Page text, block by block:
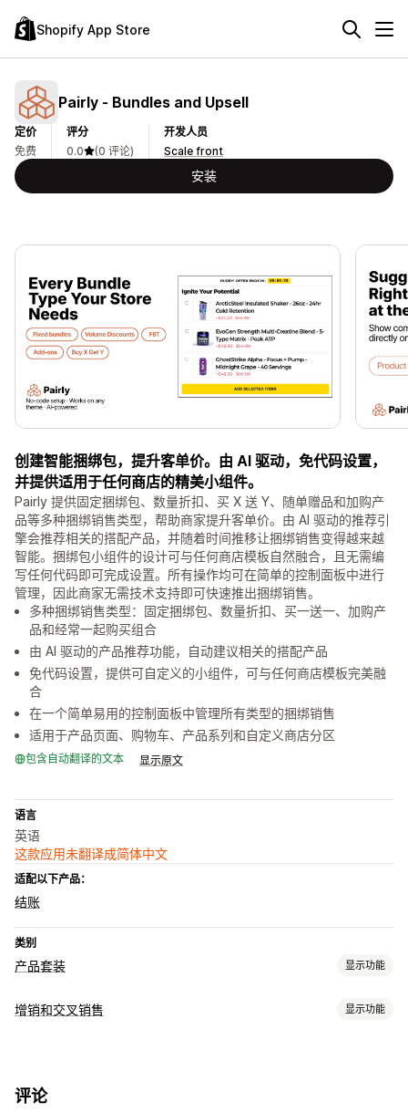
Shopify App Store
Pairly ‑ Bundles and Upsell
定价
免费
评分
0.0
(0 评论)
开发人员
Scale front
安装
创建智能捆绑包，提升客单价。由 AI 驱动，免代码设置，
并提供适用于任何商店的精美小组件。
Pairly 提供固定捆绑包、数量折扣、买 X 送 Y、随单赠品和加购产
品等多种捆绑销售类型，帮助商家提升客单价。由 AI 驱动的推荐引
擎会推荐相关的搭配产品，并随着时间推移让捆绑销售变得越来越
智能。捆绑包小组件的设计可与任何商店模板自然融合，且无需编
写任何代码即可完成设置。所有操作均可在简单的控制面板中进行
管理，因此商家无需技术支持即可快速推出捆绑销售。
多种捆绑销售类型：固定捆绑包、数量折扣、买一送一、加购产
品和经常一起购买组合
由 AI 驱动的产品推荐功能，自动建议相关的搭配产品
免代码设置，提供可自定义的小组件，可与任何商店模板完美融
合
在一个简单易用的控制面板中管理所有类型的捆绑销售
适用于产品页面、购物车、产品系列和自定义商店分区
包含自动翻译的文本 显示原文
语言
英语
这款应用未翻译成简体中文
适配以下产品：
结账
类别
产品套装 显示功能
套装类型
固定定价
增销和交叉销售 显示功能
评论